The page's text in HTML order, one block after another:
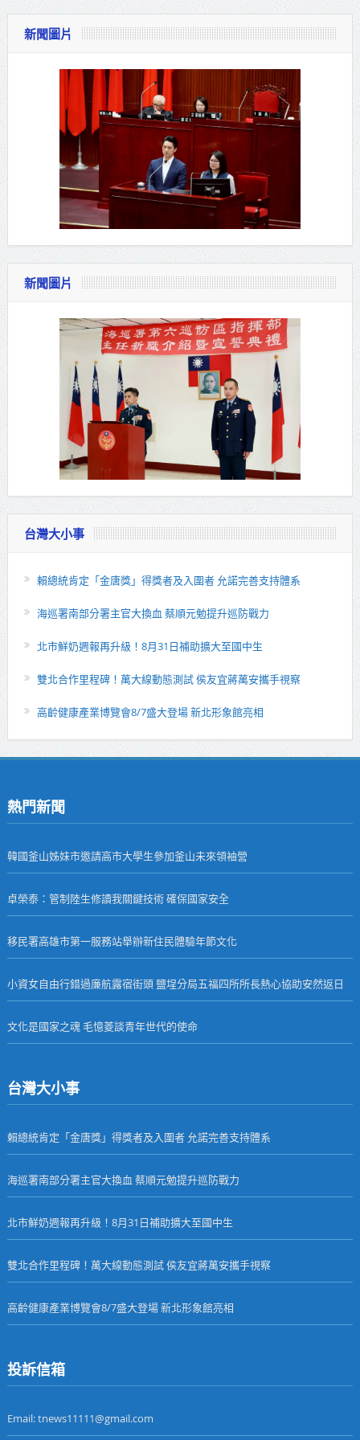
新聞圖片
新聞圖片
台灣大小事
賴總統肯定「金唐獎」得獎者及入圍者 允諾完善支持體系
海巡署南部分署主官大換血 蔡順元勉提升巡防戰力
北市鮮奶週報再升級！8月31日補助擴大至國中生
雙北合作里程碑！萬大線動態測試 侯友宜蔣萬安攜手視察
高齡健康產業博覽會8/7盛大登場 新北形象館亮相
熱門新聞
韓國釜山姊妹市邀請高市大學生參加釜山未來領袖營
卓榮泰：管制陸生修讀我關鍵技術 確保國家安全
移民署高雄市第一服務站舉辦新住民體驗年節文化
小資女自由行錯過廉航露宿街頭 鹽埕分局五福四所所長熱心協助安然返日
文化是國家之魂 毛憶菱談青年世代的使命
台灣大小事
賴總統肯定「金唐獎」得獎者及入圍者 允諾完善支持體系
海巡署南部分署主官大換血 蔡順元勉提升巡防戰力
北市鮮奶週報再升級！8月31日補助擴大至國中生
雙北合作里程碑！萬大線動態測試 侯友宜蔣萬安攜手視察
高齡健康產業博覽會8/7盛大登場 新北形象館亮相
投訴信箱
Email: tnews11111@gmail.com